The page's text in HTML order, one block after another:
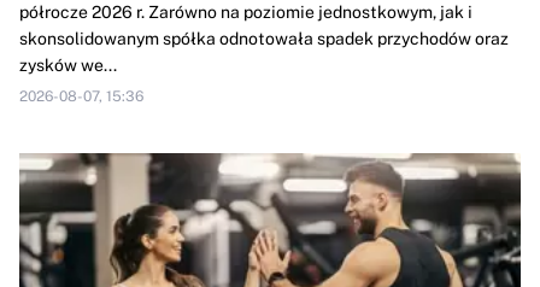
półrocze 2026 r. Zarówno na poziomie jednostkowym, jak i
skonsolidowanym spółka odnotowała spadek przychodów oraz
zysków we...
2026-08-07, 15:36